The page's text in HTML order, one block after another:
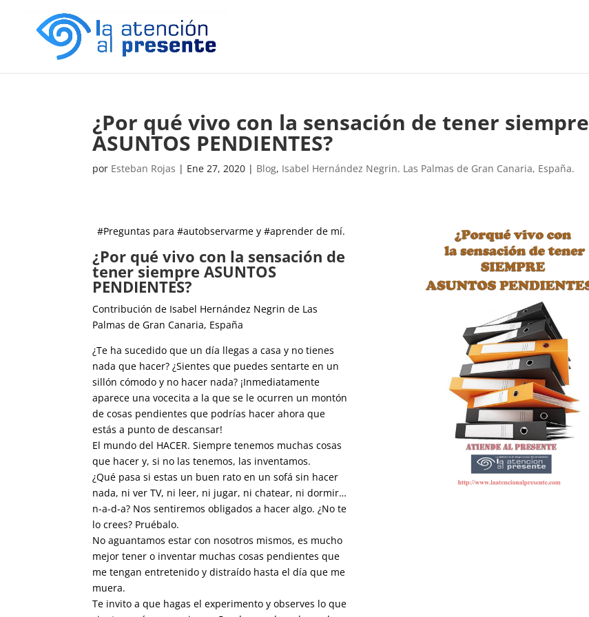
¿Por qué vivo con la sensación de tener siempre
ASUNTOS PENDIENTES?
por Esteban Rojas | Ene 27, 2020 | Blog, Isabel Hernández Negrin. Las Palmas de Gran Canaria, España.
#Preguntas para #autobservarme y #aprender de mí.
¿Por qué vivo con la sensación de
tener siempre ASUNTOS
PENDIENTES?
Contribución de Isabel Hernández Negrin de Las
Palmas de Gran Canaria, España
¿Te ha sucedido que un día llegas a casa y no tienes
nada que hacer? ¿Sientes que puedes sentarte en un
sillón cómodo y no hacer nada? ¡Inmediatamente
aparece una vocecita a la que se le ocurren un montón
de cosas pendientes que podrías hacer ahora que
estás a punto de descansar!
El mundo del HACER. Siempre tenemos muchas cosas
que hacer y, si no las tenemos, las inventamos.
¿Qué pasa si estas un buen rato en un sofá sin hacer
nada, ni ver TV, ni leer, ni jugar, ni chatear, ni dormir…
n-a-d-a? Nos sentiremos obligados a hacer algo. ¿No te
lo crees? Pruébalo.
No aguantamos estar con nosotros mismos, es mucho
mejor tener o inventar muchas cosas pendientes que
me tengan entretenido y distraído hasta el día que me
muera.
Te invito a que hagas el experimento y observes lo que